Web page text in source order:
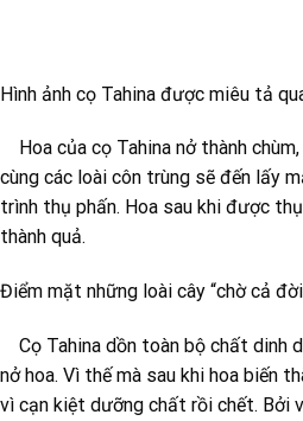
Hình ảnh cọ Tahina được miêu tả
Hoa của cọ Tahina nở thành
cùng các loài côn trùng sẽ đến lấy
trình thụ phấn. Hoa sau khi được
thành quả.
Điểm mặt những loài cây “chờ cả
Cọ Tahina dồn toàn bộ chất dinh
nở hoa. Vì thế mà sau khi hoa biến
vì cạn kiệt dưỡng chất rồi chết. Bởi